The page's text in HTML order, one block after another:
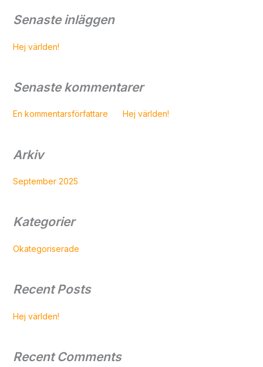
Senaste inläggen
Hej världen!
Senaste kommentarer
En kommentarsförfattare Hej världen!
Arkiv
September 2025
Kategorier
Okategoriserade
Recent Posts
Hej världen!
Recent Comments